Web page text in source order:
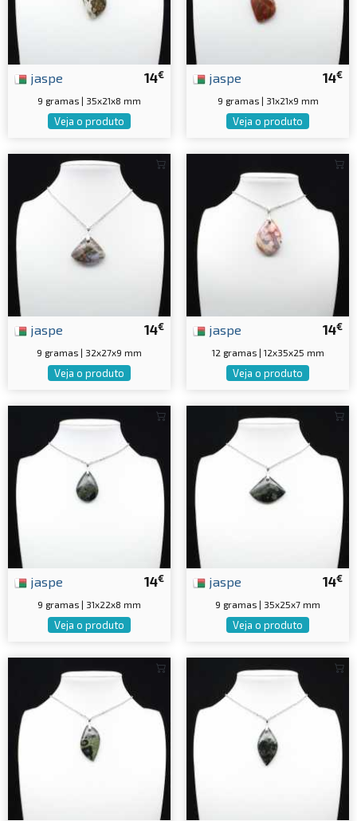
14€
jaspe
9 gramas | 35x21x8 mm
Veja o produto
14€
jaspe
9 gramas | 31x21x9 mm
Veja o produto
14€
jaspe
9 gramas | 32x27x9 mm
Veja o produto
14€
jaspe
12 gramas | 12x35x25 mm
Veja o produto
14€
jaspe
9 gramas | 31x22x8 mm
Veja o produto
14€
jaspe
9 gramas | 35x25x7 mm
Veja o produto